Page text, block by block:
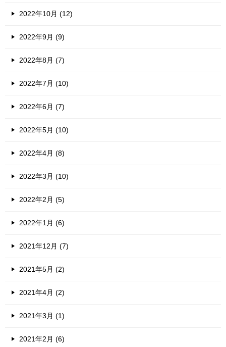
2022年10月 (12)
2022年9月 (9)
2022年8月 (7)
2022年7月 (10)
2022年6月 (7)
2022年5月 (10)
2022年4月 (8)
2022年3月 (10)
2022年2月 (5)
2022年1月 (6)
2021年12月 (7)
2021年5月 (2)
2021年4月 (2)
2021年3月 (1)
2021年2月 (6)